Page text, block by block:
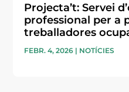
Projecta’t: Servei
professional per a
treballadores
FEBR. 4, 2026 | NOTÍCIES